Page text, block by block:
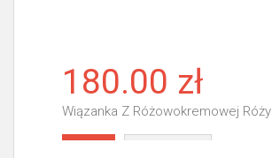
180.00 zł
Wiązanka Z Różowokremowej Róży